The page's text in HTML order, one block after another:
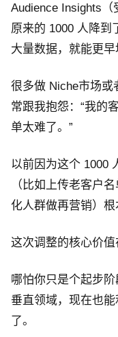
Audience Insights（
原来的 1000 人降到
大量数据，就能更早
很多做 Niche市场或
常跟我抱怨：“我的
单太难了。”
以前因为这个 1000
（比如上传老客户
化人群做再营销）根
这次调整的核心价值
哪怕你只是个起步
垂直领域，现在也
了。